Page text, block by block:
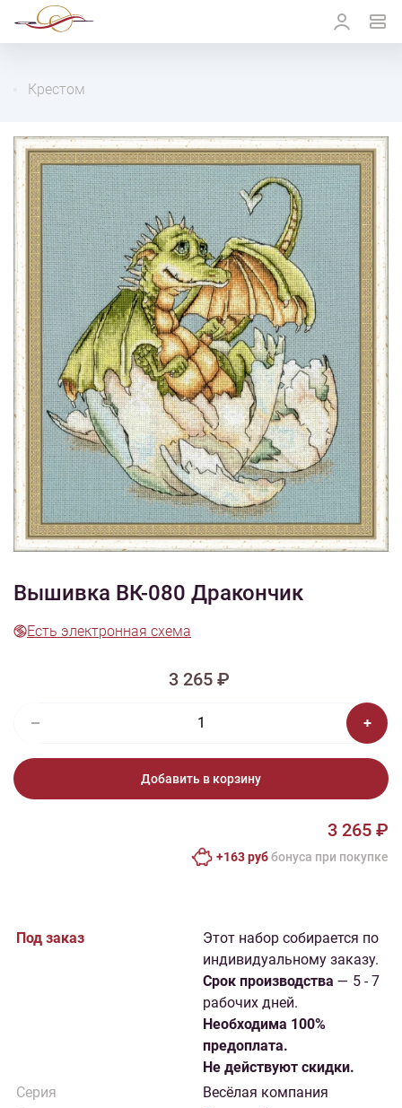
Крестом
1/6
Изображения и цвет представленного товара могут незначительно
отличаться от оригинала продукции, взависимости от разрешения и
настроек вашего монитора, а также условий освещения при съемке
Вышивка ВК-080 Дракончик
Есть электронная схема
3 265 ₽
Добавить в корзину
3 265 ₽
+163 руббонусa при покупке
Под заказ
Этот набор собирается по
индивидуальному заказу.
Cрок производства — 5 - 7
рабочих дней.
Необходима 100%
предоплата.
Не действуют скидки.
Серия
Весёлая компания